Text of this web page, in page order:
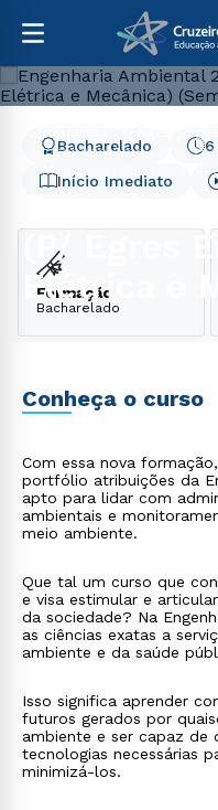
Engenharia Ambiental
e Mecânica)
(P/ Egres
Elétrica e
Início Imediato
6
Bacharelado
Formação
Bacharelado
Conheça o curso
Com essa nova
portfólio atribuições da
apto para lidar com
ambientais e
meio ambiente.
Que tal um curso que
e visa estimular e
da sociedade? Na
as ciências exatas a
ambiente e da saúde
Isso significa aprender
futuros gerados por
ambiente e ser capaz de
tecnologias necessárias
minimizá-los.